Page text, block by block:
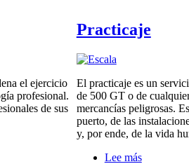
el ejercicio
profesional.
de sus
Practicaje
El practicaje es un
de 500 GT o de
mercancías peligrosas.
puerto, de las
y, por ende, de la vida
Lee mássobre